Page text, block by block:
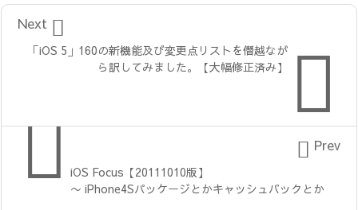

「iOS 5」160の新機能及び変更点リストを僭越なが
ら訳してみました。【大幅修正済み】

Next
iOS Focus【20111010版】
〜 iPhone4Sパッケージとかキャッシュバックとか
 Prev